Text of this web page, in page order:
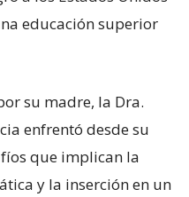
educación superior
su madre, la Dra.
enfrentó desde su
que implican la
y la inserción en un